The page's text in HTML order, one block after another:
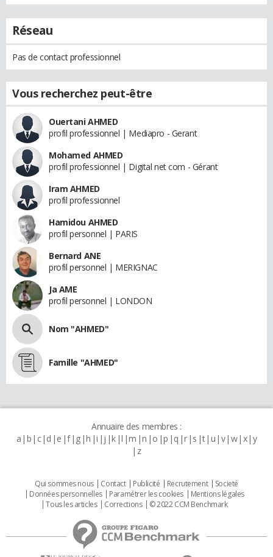
Réseau
Pas de contact professionnel
Vous recherchez peut-être
Ouertani AHMED
profil professionnel | Mediapro - Gerant
Mohamed AHMED
profil professionnel | Digital net com - Gérant
Iram AHMED
profil professionnel
Hamidou AHMED
profil personnel | PARIS
Bernard ANE
profil personnel | MERIGNAC
Ja AME
profil personnel | LONDON
Nom "AHMED"
Famille "AHMED"
Annuaire des membres :
a b c d e f g h i j k l m n o p q r s t u v w x y
z
Qui sommes nous Contact Publicité Recrutement
Societé
Données personnelles
Paramétrer les cookies
Mentions légales
Tous les articles
Corrections © 2022 CCM Benchmark